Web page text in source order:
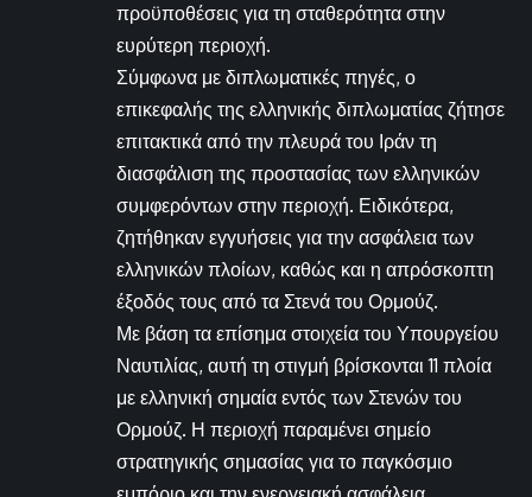
προϋποθέσεις για τη σταθερότητα στην
ευρύτερη περιοχή.
Σύμφωνα με διπλωματικές πηγές, ο
επικεφαλής της ελληνικής διπλωματίας ζήτησε
επιτακτικά από την πλευρά του Ιράν τη
διασφάλιση της προστασίας των ελληνικών
συμφερόντων στην περιοχή. Ειδικότερα,
ζητήθηκαν εγγυήσεις για την ασφάλεια των
ελληνικών πλοίων, καθώς και η απρόσκοπτη
έξοδός τους από τα Στενά του Ορμούζ.
Με βάση τα επίσημα στοιχεία του Υπουργείου
Ναυτιλίας, αυτή τη στιγμή βρίσκονται 11 πλοία
με ελληνική σημαία εντός των Στενών του
Ορμούζ. Η περιοχή παραμένει σημείο
στρατηγικής σημασίας για το παγκόσμιο